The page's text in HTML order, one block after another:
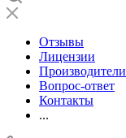
Отзывы
Лицензии
Производители
Вопрос-ответ
Контакты
...